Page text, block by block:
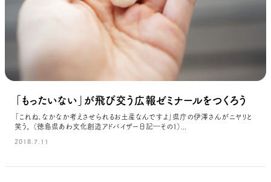
「もったいない」が飛び交う広報ゼミナールをつくろう
「これね、なかなか考えさせられるお土産なんですよ」県庁の伊澤さんがニヤリと
笑う。 （徳島県あわ文化創造アドバイザー日記―その１）...
2018.7.11